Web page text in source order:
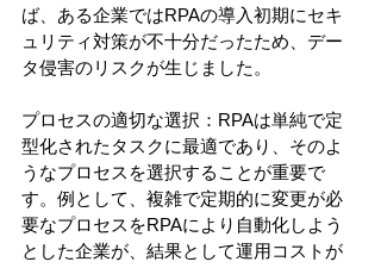
ば、ある企業ではRPAの導入初期にセキ
ュリティ対策が不十分だったため、デー
タ侵害のリスクが生じました。
プロセスの適切な選択：RPAは単純で定
型化されたタスクに最適であり、そのよ
うなプロセスを選択することが重要で
す。例として、複雑で定期的に変更が必
要なプロセスをRPAにより自動化しよう
とした企業が、結果として運用コストが